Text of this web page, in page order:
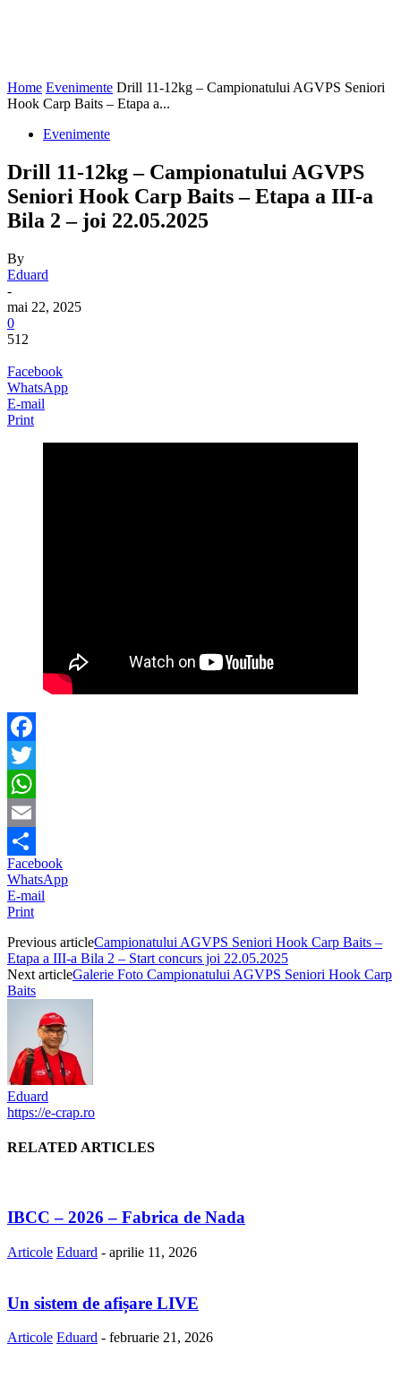
Home Evenimente Drill 11-12kg – Campionatului AGVPS Seniori
Hook Carp Baits – Etapa a...
Evenimente
Drill 11-12kg – Campionatului AGVPS
Seniori Hook Carp Baits – Etapa a III-a
Bila 2 – joi 22.05.2025
By
Eduard
-
mai 22, 2025
0
512
Facebook
WhatsApp
E-mail
Print
Facebook
Twitter
WhatsApp
Email
Partajează
Facebook
WhatsApp
E-mail
Print
Previous articleCampionatului AGVPS Seniori Hook Carp Baits –
Etapa a III-a Bila 2 – Start concurs joi 22.05.2025
Next articleGalerie Foto Campionatului AGVPS Seniori Hook Carp
Baits
Eduard
https://e-crap.ro
RELATED ARTICLES
IBCC – 2026 – Fabrica de Nada
Articole Eduard - aprilie 11, 2026
Un sistem de afișare LIVE
Articole Eduard - februarie 21, 2026